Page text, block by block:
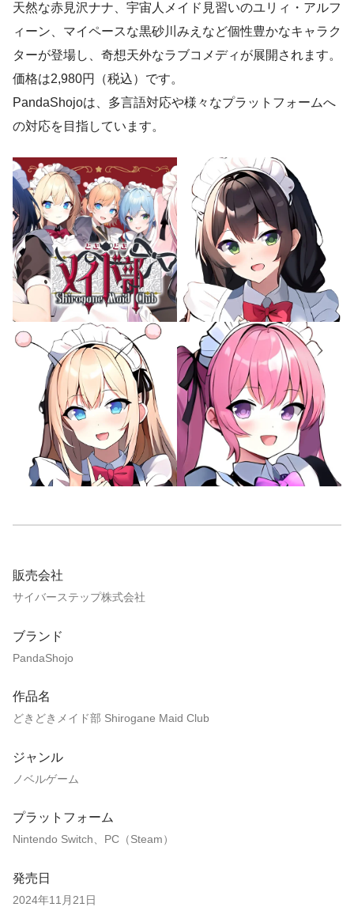
天然な赤見沢ナナ、宇宙人メイド見習いのユリィ・アルフ
ィーン、マイペースな黒砂川みえなど個性豊かなキャラク
ターが登場し、奇想天外なラブコメディが展開されます。
価格は2,980円（税込）です。
PandaShojoは、多言語対応や様々なプラットフォームへ
の対応を目指しています。
販売会社
サイバーステップ株式会社
ブランド
PandaShojo
作品名
どきどきメイド部 Shirogane Maid Club
ジャンル
ノベルゲーム
プラットフォーム
Nintendo Switch、PC（Steam）
発売日
2024年11月21日